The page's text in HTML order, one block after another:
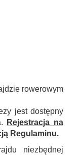
rowerowym
jest dostępny
Rejestracja na
Regulaminu.
niezbędnej